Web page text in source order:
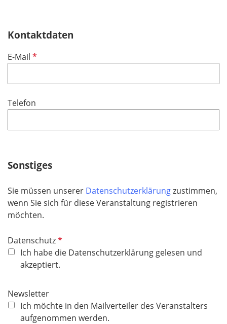
Kontaktdaten
E-Mail P
c
t
l
Telefon
Sonstiges
Sie müssen unserer Datenschutzerklärungzustimmen,
wenn Sie sich für diese Veranstaltung registrieren
möchten.
DatenschutzP
f
l
h
Ich habe die Datenschutzerklärung gelesen und
akzeptiert.
Newsletter
Ich möchte in den Mailverteiler des Veranstalters
aufgenommen werden.